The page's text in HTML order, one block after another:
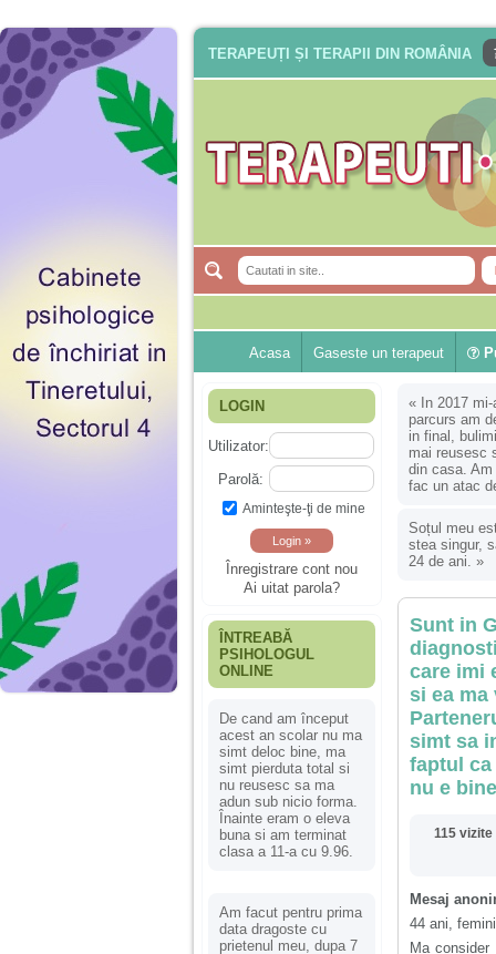
TERAPEUȚI ȘI TERAPII DIN ROMÂNIA
Acasa Gaseste un terapeut
LOGIN
Utilizator:
Parolă:
Aminteşte-ţi de mine
Înregistrare cont nou
Ai uitat parola?
ÎNTREABĂ
PSIHOLOGUL
ONLINE
De cand am început
acest an scolar nu ma
simt deloc bine, ma
simt pierduta total si
nu reusesc sa ma
adun sub nicio forma.
Înainte eram o eleva
buna si am terminat
clasa a 11-a cu 9.96.
Am facut pentru prima
data dragoste cu
prietenul meu, dupa 7
« In 2017
parcurs am
in final,
mai reusesc
din casa.
fac un atac
Soțul meu
stea singur,
24 de ani. »
Sunt in
care imi
si ea ma
simt sa
faptul
nu e
115 vizite
Mesaj
44 ani,
Ma